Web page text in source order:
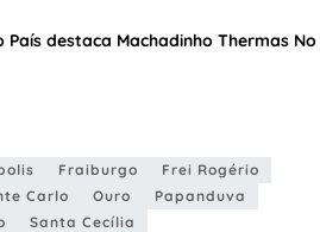
destaca Machadinho Thermas No
Fraiburgo
Frei Rogério
Carlo Ouro
Papanduva
Santa Cecília